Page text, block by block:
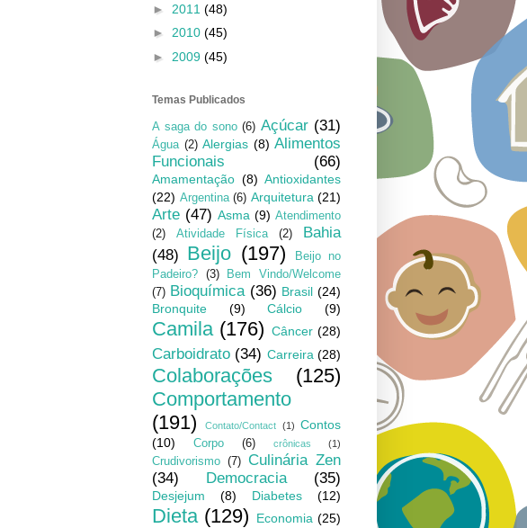
► 2011 (48)
► 2010 (45)
► 2009 (45)
Temas Publicados
A saga do sono (6) Açúcar (31)
Água (2) Alergias (8) Alimentos
Funcionais
(66)
Amamentação (8) Antioxidantes
(22) Argentina (6) Arquitetura (21)
Arte (47) Asma (9) Atendimento
(2)
Atividade Física (2)
Bahia
(48) Beijo (197)
Beijo no
Padeiro?
(3)
Bem Vindo/Welcome
(7) Bioquímica (36) Brasil (24)
Bronquite
(9) Cálcio (9)
Camila (176) Câncer (28)
Carboidrato (34) Carreira (28)
Colaborações
(125)
Comportamento
(191)
Contato/Contact (1) Contos
(10)
Corpo (6) crônicas (1)
Crudivorismo (7) Culinária Zen
(34)
Democracia (35)
Desjejum (8) Diabetes (12)
Dieta (129) Economia (25)